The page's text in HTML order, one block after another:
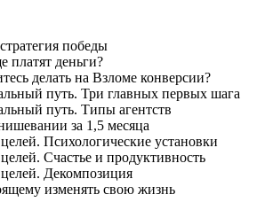
победы
платят деньги?
делать на Взломе конверсии?
путь. Три главных первых шага
путь. Типы агентств
за 1,5 месяца
Психологические установки
Счастье и продуктивность
Декомпозиция
изменять свою жизнь